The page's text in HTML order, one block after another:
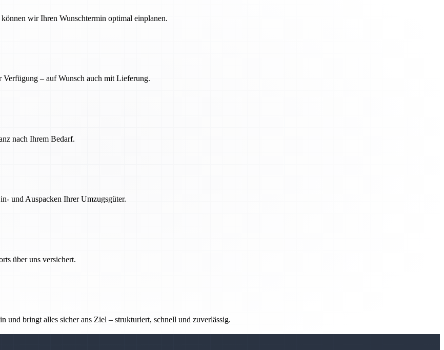
wir Ihren Wunschtermin optimal einplanen.
– auf Wunsch auch mit Lieferung.
nach Ihrem Bedarf.
und Auspacken Ihrer Umzugsgüter.
über uns versichert.
und bringt alles sicher ans Ziel – strukturiert, schnell und zuverlässig.